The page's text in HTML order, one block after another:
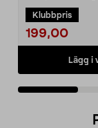
luftpåfyllning.
Klubbpris
199,00
Lägg i